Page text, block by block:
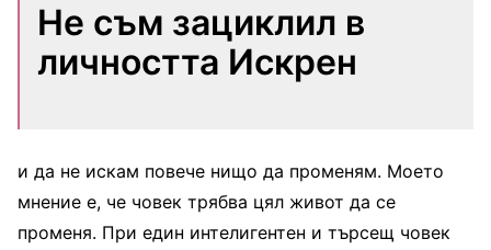
Не съм зациклил в
личността Искрен
и да не искам повече нищо да променям. Моето
мнение е, че човек трябва цял живот да се
променя. При един интелигентен и търсещ човек